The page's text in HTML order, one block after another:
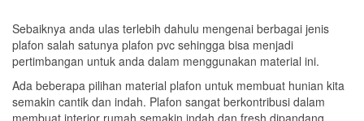
Sebaiknya anda ulas terlebih dahulu mengenai berbagai jenis
plafon salah satunya plafon pvc sehingga bisa menjadi
pertimbangan untuk anda dalam menggunakan material ini.
Ada beberapa pilihan material plafon untuk membuat hunian kita
semakin cantik dan indah. Plafon sangat berkontribusi dalam